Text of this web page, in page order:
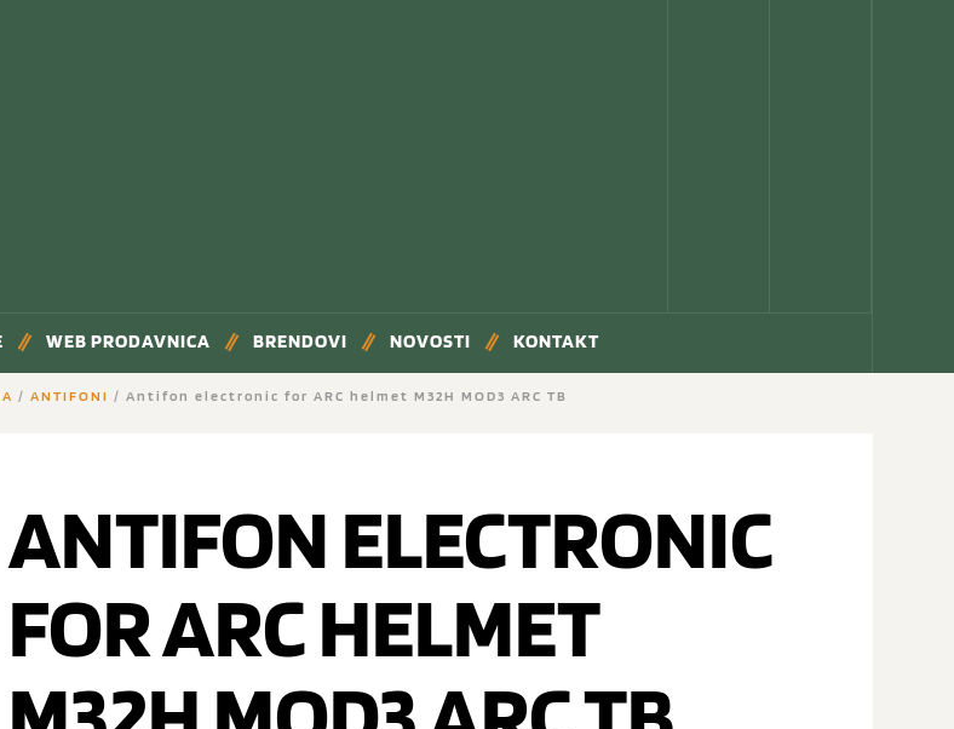
WEB PRODAVNICA BRENDOVI NOVOSTI KONTAKT
/ ANTIFONI / Antifon electronic for ARC helmet M32H MOD3 ARC TB
ANTIFON ELECTRONIC
FOR ARC HELMET